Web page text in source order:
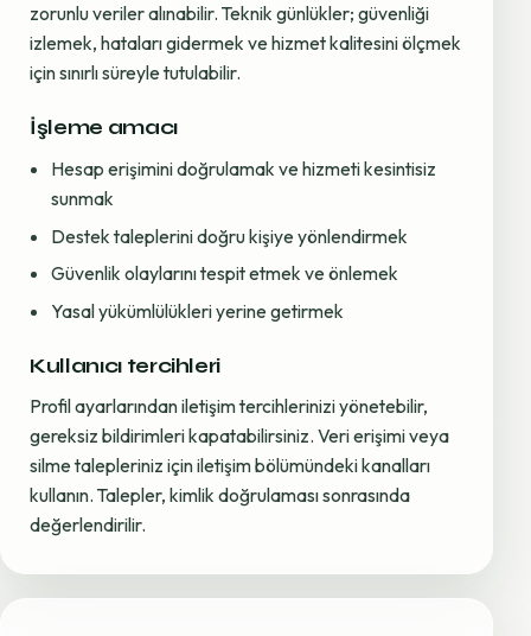
zorunlu veriler alınabilir. Teknik günlükler; güvenliği
izlemek, hataları gidermek ve hizmet kalitesini ölçmek
için sınırlı süreyle tutulabilir.
İşleme amacı
Hesap erişimini doğrulamak ve hizmeti kesintisiz
sunmak
Destek taleplerini doğru kişiye yönlendirmek
Güvenlik olaylarını tespit etmek ve önlemek
Yasal yükümlülükleri yerine getirmek
Kullanıcı tercihleri
Profil ayarlarından iletişim tercihlerinizi yönetebilir,
gereksiz bildirimleri kapatabilirsiniz. Veri erişimi veya
silme talepleriniz için iletişim bölümündeki kanalları
kullanın. Talepler, kimlik doğrulaması sonrasında
değerlendirilir.